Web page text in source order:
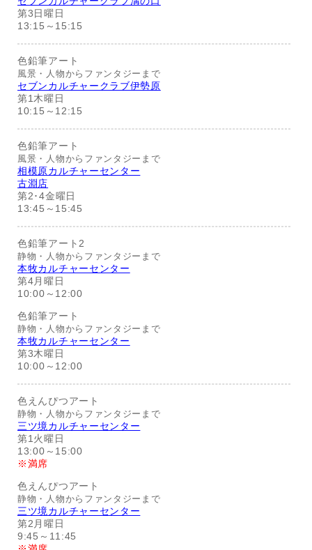
第3日曜日
13:15～15:15
色鉛筆アート
風景・人物からファンタジーまで
セブンカルチャークラブ伊勢原
第1木曜日
10:15～12:15
色鉛筆アート
風景・人物からファンタジーまで
相模原カルチャーセンター
古淵店
第2･4金曜日
13:45～15:45
色鉛筆アート2
静物・人物からファンタジーまで
本牧カルチャーセンター
第4月曜日
10:00～12:00
色鉛筆アート
静物・人物からファンタジーまで
本牧カルチャーセンター
第3木曜日
10:00～12:00
色えんぴつアート
静物・人物からファンタジーまで
三ツ境カルチャーセンター
第1火曜日
13:00～15:00
※満席
色えんぴつアート
静物・人物からファンタジーまで
三ツ境カルチャーセンター
第2月曜日
9:45～11:45